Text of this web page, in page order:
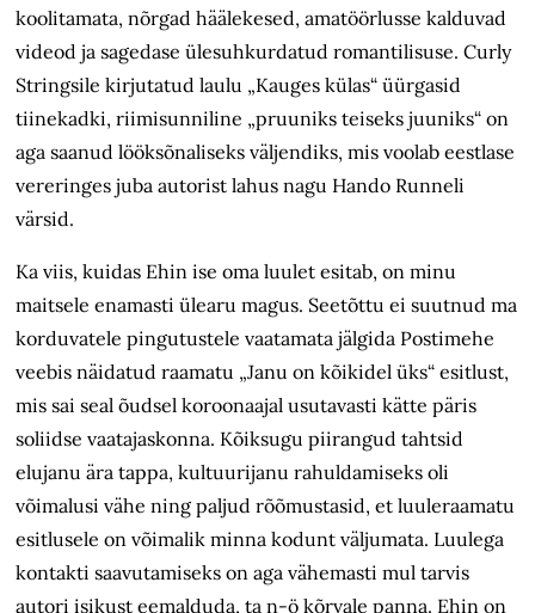
koolitamata, nõrgad häälekesed, amatöörlusse kalduvad
videod ja sagedase ülesuhkurdatud romantilisuse. Curly
Stringsile kirjutatud laulu „Kauges külas“ üürgasid
tiinekadki, riimisunniline „pruuniks teiseks juuniks“ on
aga saanud lööksõnaliseks väljendiks, mis voolab eestlase
vereringes juba autorist lahus nagu Hando Runneli
värsid.
Ka viis, kuidas Ehin ise oma luulet esitab, on minu
maitsele enamasti ülearu magus. Seetõttu ei suutnud ma
korduvatele pingutustele vaatamata jälgida Postimehe
veebis näidatud raamatu „Janu on kõikidel üks“ esitlust,
mis sai seal õudsel koroonaajal usutavasti kätte päris
soliidse vaatajaskonna. Kõiksugu piirangud tahtsid
elujanu ära tappa, kultuurijanu rahuldamiseks oli
võimalusi vähe ning paljud rõõmustasid, et luuleraamatu
esitlusele on võimalik minna kodunt väljumata. Luulega
kontakti saavutamiseks on aga vähemasti mul tarvis
autori isikust eemalduda, ta n-ö kõrvale panna. Ehin on